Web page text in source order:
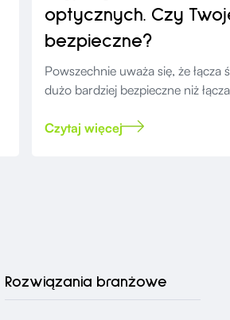
optycznych. Czy
bezpieczne?
Powszechnie uważa się, że łącza
dużo bardziej bezpieczne niż
jest.
Czytaj więcej
Rozwiązania branżowe